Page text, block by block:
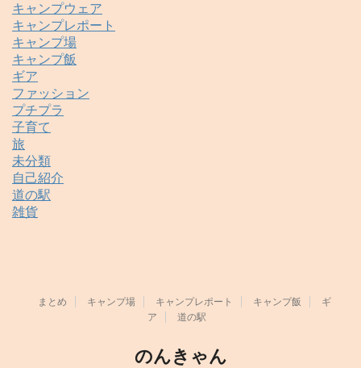
キャンプウェア
キャンプレポート
キャンプ場
キャンプ飯
ギア
ファッション
プチプラ
子育て
旅
未分類
自己紹介
道の駅
雑貨
まとめ キャンプ場 キャンプレポート キャンプ飯
ギ
ア
道の駅
のんきゃん